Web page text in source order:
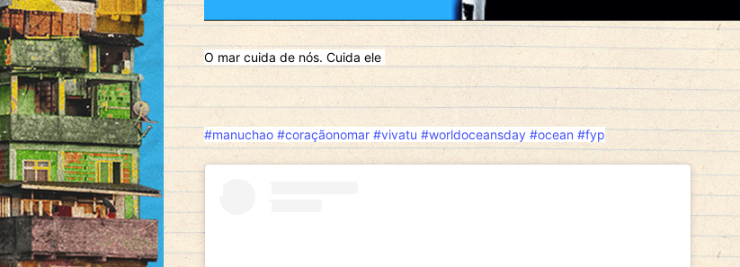
O mar cuida de nós. Cuida ele
#manuchao #coraçãonomar #vivatu #worldoceansday #ocean #fyp